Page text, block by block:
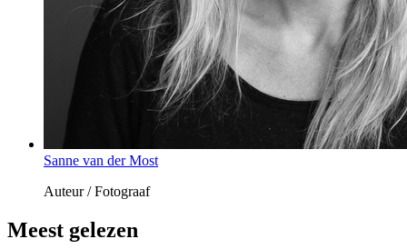
Sanne van der Most
Auteur / Fotograaf
Meest gelezen